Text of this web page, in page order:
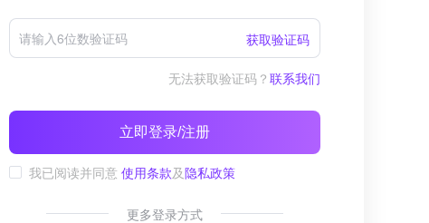
获取验证码
无法获取验证码？ 联系我们
立即登录/注册
我已阅读并同意 使用条款及隐私政策
更多登录方式